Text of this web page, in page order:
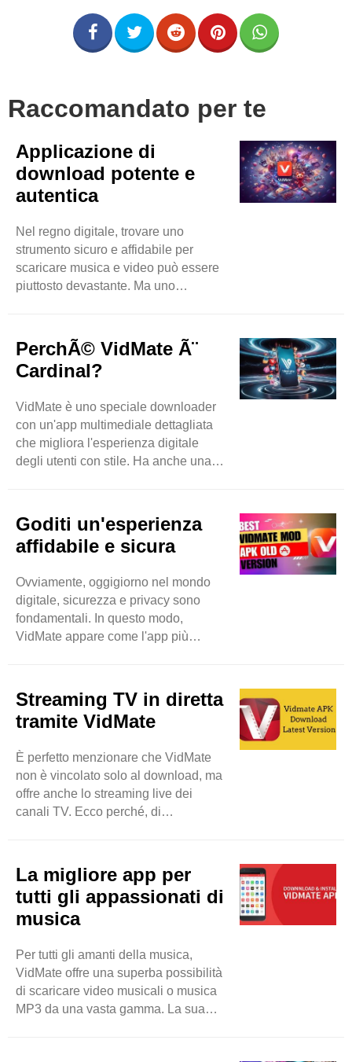
Raccomandato per te
Applicazione di
download potente e
autentica
Nel regno digitale, trovare uno
strumento sicuro e affidabile per
scaricare musica e video può essere
piuttosto devastante. Ma uno
suoi concorrenti in meno tempo. Puoi
aspettarti download di musica e video
senza sforzo accedendo a siti Web
DailyMotion e molti altri. Con
VidMate, nulla è limitato perché è una
vasta piattaforma che espande i
ricercatori degli utenti ..
PerchÃ© VidMate Ã¨
Cardinal?
VidMate è uno speciale downloader
con un'app multimediale dettagliata
che migliora l'esperienza digitale
degli utenti con stile. Ha anche una
elementi per far risparmiare tempo
agli utenti e migliorare la produttività
extra. Sentiti libero di scaricare
background e nel frattempo puoi
accedere anche ad altre app. Quindi
questa app diventa una vera
meraviglia di alto livello.
Goditi un'esperienza
affidabile e sicura
Ovviamente, oggigiorno nel mondo
digitale, sicurezza e privacy sono
fondamentali. In questo modo,
VidMate appare come l'app più
applicazioni che violano i dati
personali degli utenti, VidMate si
concentra sulla privacy degli utenti
Sentiti libero di scaricare file
multimediali dal tuo dispositivo senza
preoccuparti di violazioni della
privacy e malware. Questo strumento
Streaming TV in diretta
tramite VidMate
È perfetto menzionare che VidMate
non è vincolato solo al download, ma
offre anche lo streaming live dei
canali TV. Ecco perché, di
TV come Sony TV, Zee TV e altri.
Quindi, gli utenti hanno una buona
possibilità di godersi i loro programmi
TV desiderati in tempo reale. Sarà
per loro. Si può dire che VidMate può
essere utilizzato per scopi ..
La migliore app per
tutti gli appassionati di
musica
Per tutti gli amanti della musica,
VidMate offre una superba possibilità
di scaricare video musicali o musica
MP3 da una vasta gamma. La sua